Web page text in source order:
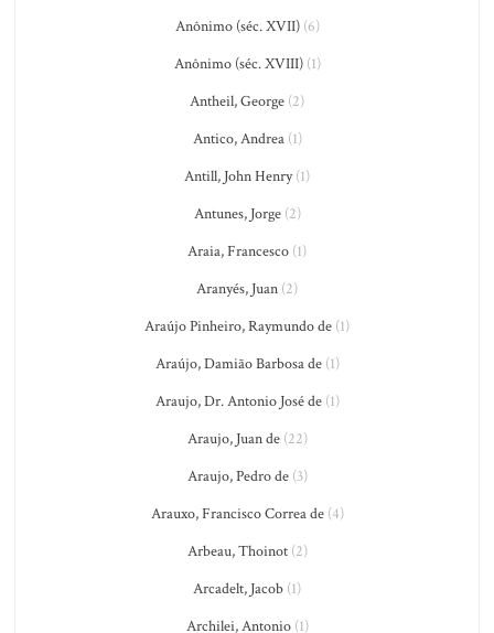
Anônimo (séc. XVII)(6)
Anônimo (séc. XVIII)(1)
Antheil, George (2)
Antico, Andrea(1)
Antill, John Henry(1)
Antunes, Jorge(2)
Araia, Francesco (1)
Aranyés, Juan (2)
Araújo Pinheiro, Raymundo de (1)
Araújo, Damião Barbosa de(1)
Araujo, Dr. Antonio José de(1)
Araujo, Juan de(22)
Araujo, Pedro de(3)
Arauxo, Francisco Correa de(4)
Arbeau, Thoinot(2)
Arcadelt, Jacob (1)
Archilei, Antonio(1)